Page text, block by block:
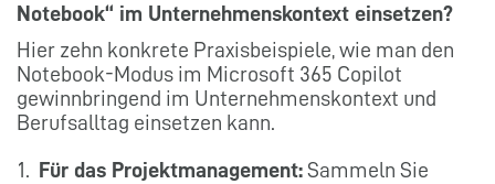
Notebook“ im Unternehmenskontext einsetzen?
Hier zehn konkrete Praxisbeispiele, wie man den
Notebook-Modus im Microsoft 365 Copilot
gewinnbringend im Unternehmenskontext und
Berufsalltag einsetzen kann.
Für das Projektmanagement: Sammeln Sie